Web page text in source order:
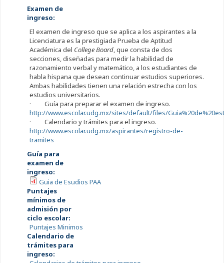
Examen de
ingreso:
El examen de ingreso que se aplica a los aspirantes a la
Licenciatura es la prestigiada Prueba de Aptitud
Académica del College Board, que consta de dos
secciones, diseñadas para medir la habilidad de
razonamiento verbal y matemático, a los estudiantes de
habla hispana que desean continuar estudios superiores.
Ambas habilidades tienen una relación estrecha con los
estudios universitarios.
· Guía para preparar el examen de ingreso.
http://www.escolar.udg.mx/sites/default/files/
· Calendario y trámites para el ingreso.
http://www.escolar.udg.mx/aspirantes/registro-de-
tramites
Guía para
examen de
ingreso:
Guia de Esudios PAA
Puntajes
mínimos de
admisión por
ciclo escolar:
Puntajes Minimos
Calendario de
trámites para
ingreso: